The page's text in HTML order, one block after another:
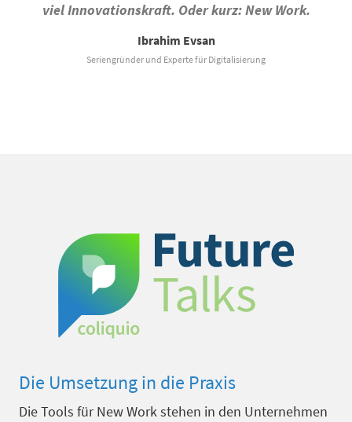
viel Innovationskraft. Oder kurz: New Work.
Ibrahim Evsan
Seriengründer und Experte für Digitalisierung
Die Umsetzung in die Praxis
Die Tools für New Work stehen in den Unternehmen